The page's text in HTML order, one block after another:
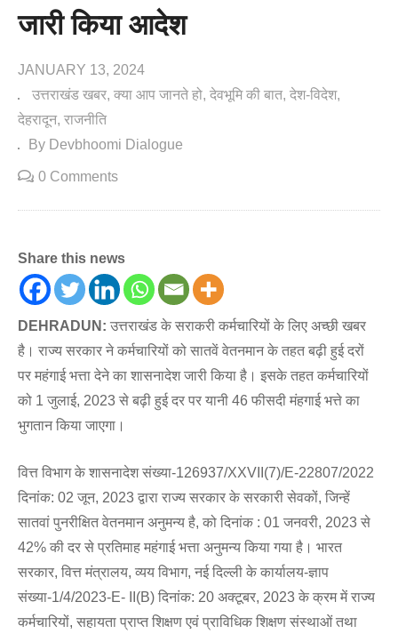
जारी किया आदेश
JANUARY 13, 2024
उत्तराखंड खबर क्या आप जानते हो देवभूमि की बात देश-विदेश
देहरादून राजनीति
By Devbhoomi Dialogue
0 Comments
Share this news
DEHRADUN: उत्तराखंड के सराकरी कर्मचारियों के लिए अच्छी खबर
है। राज्य सरकार ने कर्मचारियों को सातवें वेतनमान के तहत बढ़ी हुई दरों
पर महंगाई भत्ता देने का शासनादेश जारी किया है। इसके तहत कर्मचारियों
को 1 जुलाई, 2023 से बढ़ी हुई दर पर यानी 46 फीसदी मंहगाई भत्ते का
भुगतान किया जाएगा।
वित्त विभाग के शासनादेश संख्या-126937/XXVII(7)/E-22807/2022
दिनांक: 02 जून, 2023 द्वारा राज्य सरकार के सरकारी सेवकों, जिन्हें
सातवां पुनरीक्षित वेतनमान अनुमन्य है, को दिनांक : 01 जनवरी, 2023 से
42% की दर से प्रतिमाह महंगाई भत्ता अनुमन्य किया गया है। भारत
सरकार, वित्त मंत्रालय, व्यय विभाग, नई दिल्ली के कार्यालय-ज्ञाप
संख्या-1/4/2023-E- II(B) दिनांक: 20 अक्टूबर, 2023 के क्रम में राज्य
कर्मचारियों, सहायता प्राप्त शिक्षण एवं प्राविधिक शिक्षण संस्थाओं तथा